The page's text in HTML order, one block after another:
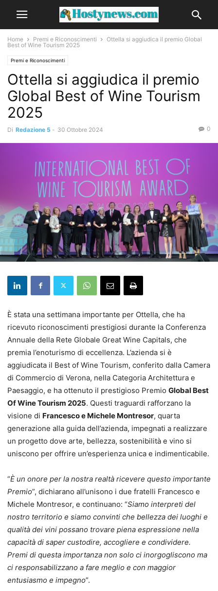
Home Premi e Riconoscimenti
Ottella si aggiudica il premio Global
Best of Wine Tourism 2025
Premi e Riconoscimenti
Ottella si aggiudica il premio
Global Best of Wine Tourism
2025
Di Redazione 5 - 30 Ottobre 2024 0
È stata una settimana importante per Ottella, che ha
ricevuto riconoscimenti prestigiosi durante la Conferenza
Annuale della Rete Globale Great Wine Capitals, che
premia l’enoturismo di eccellenza. L’azienda si è
aggiudicata il Best of Wine Tourism, conferito dalla Camera
di Commercio di Verona, nella Categoria Architettura e
Paesaggio, e ha ottenuto il prestigioso Premio Global Best
Of Wine Tourism 2025. Questi traguardi rafforzano la
visione di Francesco e Michele Montresor, quarta
generazione alla guida dell’azienda, impegnati a realizzare
un progetto dove arte, bellezza, sostenibilità e vino si
uniscono per offrire un’esperienza unica e indimenticabile.
“È un onore per la nostra realtà ricevere questo importante
Premio”, dichiarano all’unisono i due fratelli Francesco e
Michele Montresor, e continuano: “Siamo interpreti del
nostro territorio e siamo convinti che bellezza dei luoghi e
qualità dei vini possano trovare piena espressione nella
capacità di saper custodire, accogliere e condividere.
Premi di questa importanza non solo ci inorgogliscono ma
ci responsabilizzano a fare meglio e con maggior
entusiasmo e impegno”.